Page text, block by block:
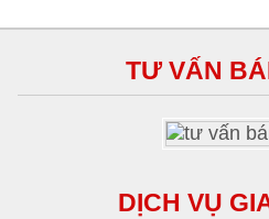
TƯ VẤN
DỊCH VỤ